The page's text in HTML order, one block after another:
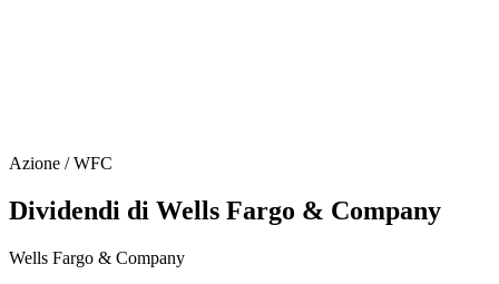
Azione / WFC
Dividendi di Wells Fargo & Company
Wells Fargo & Company